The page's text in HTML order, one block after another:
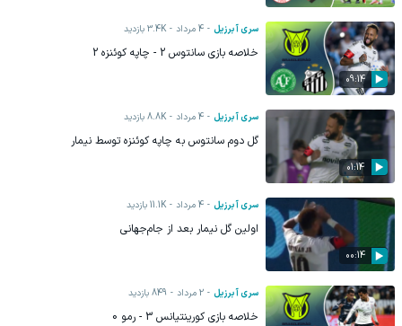
09:14
سری آ برزیل 4 مرداد 3.4Kبازدید
خلاصه بازی سانتوس 2 - چاپه کوئنزه 2
01:14
سری آ برزیل 4 مرداد 8.8Kبازدید
گل دوم سانتوس به چاپه کوئنزه توسط نیمار
00:14
سری آ برزیل 4 مرداد 11.1Kبازدید
اولین گل نیمار بعد از جام‌جهانی
سری آ برزیل 2 مرداد 849بازدید
خلاصه بازی کورینتیانس 3 - رمو 0